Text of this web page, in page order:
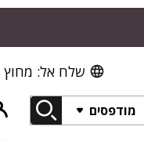
שלח אל: מחוץ
מודפסים